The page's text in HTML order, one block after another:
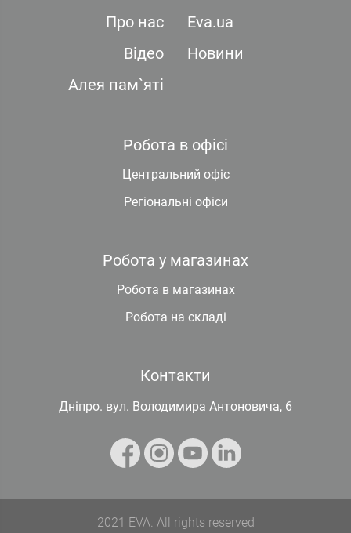
Про нас
Eva.ua
Відео
Новини
Алея пам`яті
Робота в офісі
Центральний офіс
Регіональні офіси
Робота у магазинах
Робота в магазинах
Робота на складі
Контакти
Дніпро. вул. Володимира Антоновича, 6
2021 EVA. All rights reserved